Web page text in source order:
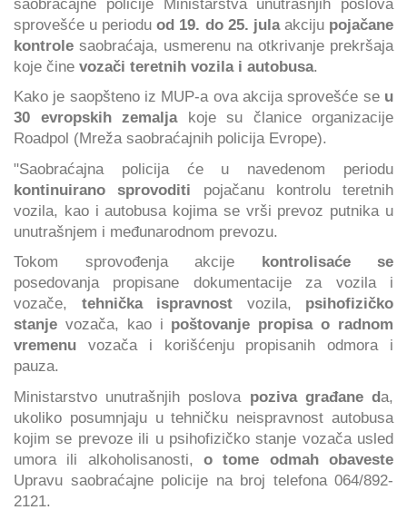
saobraćajne policije Ministarstva unutrašnjih poslova
sprovešće u periodu od 19. do 25. julaakciju pojačane
kontrole saobraćaja, usmerenu na otkrivanje prekršaja
koje čine vozači teretnih vozila i autobusa.
Kako je saopšteno iz MUP-a ova akcija sprovešće se u
30 evropskih zemaljakoje su članice organizacije
Roadpol (Mreža saobraćajnih policija Evrope).
"Saobraćajna policija će u navedenom periodu
kontinuirano sprovoditi pojačanu kontrolu teretnih
vozila, kao i autobusa kojima se vrši prevoz putnika u
unutrašnjem i međunarodnom prevozu.
Tokom sprovođenja akcije
kontrolisaće se
posedovanja propisane dokumentacije za vozila i
vozače, tehnička ispravnost vozila, psihofizičko
stanje vozača, kao i poštovanje propisa o radnom
vremenu vozača i korišćenju propisanih odmora i
pauza.
Ministarstvo unutrašnjih poslova poziva građane da,
ukoliko posumnjaju u tehničku neispravnost autobusa
kojim se prevoze ili u psihofizičko stanje vozača usled
umora ili alkoholisanosti, o tome odmah obaveste
Upravu saobraćajne policije na broj telefona 064/892-
2121.